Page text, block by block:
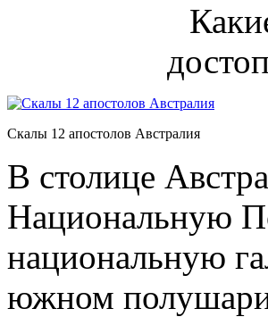
Скалы 12 апостолов Австралия
В столице
Национальную
национальную
южном